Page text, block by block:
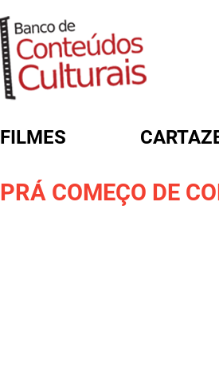
FILMES
PRÁ COMEÇO DE
FORMULÁRIO